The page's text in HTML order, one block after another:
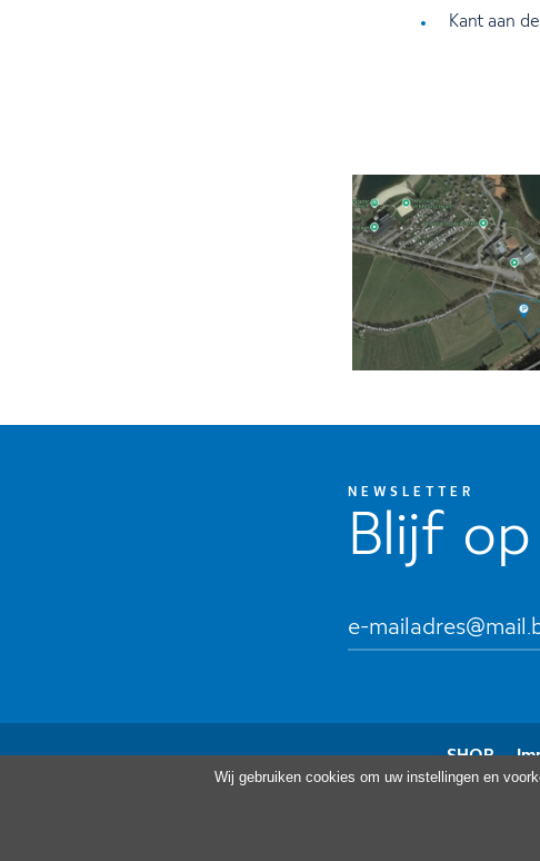
Kant aan
NEWSLETTER
Blijf op
SHOP
Wij gebruiken cookies om uw instellingen en